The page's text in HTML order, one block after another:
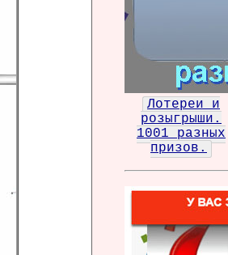
Лотереи и
розыгрыши.
1001 разных
призов.